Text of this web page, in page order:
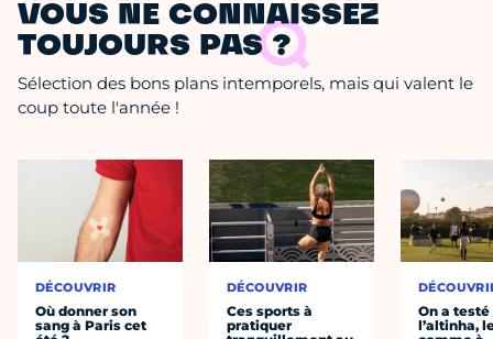
VOUS NE CONNAISSEZ
TOUJOURS PAS ?
Sélection des bons plans intemporels, mais qui valent le
coup toute l'année !
DÉCOUVRIR
Où donner son
sang à Paris cet
DÉCOUVRIR
Ces sports à
pratiquer
On a testé
l’altinha,